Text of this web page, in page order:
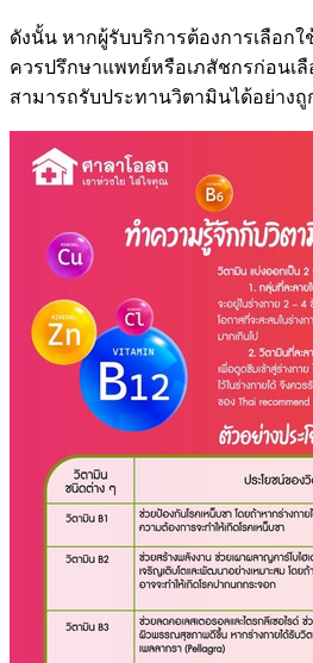
ดังนั้น หากผู้รับบริการต้องการเลือก
ควรปรึกษาแพทย์หรือเภสัชกรก่อนเลื
สามารถรับประทานวิตามินได้อย่าง